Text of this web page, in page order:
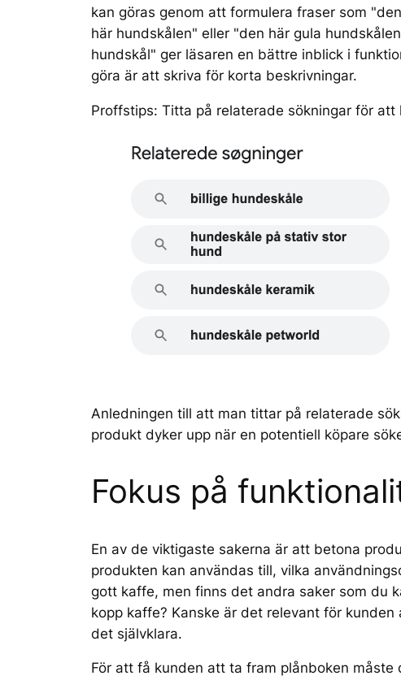
kan göras genom att formulera fraser som
här hundskålen" eller "den här gula
hundskål" ger läsaren en bättre inblick i
göra är att skriva för korta beskrivningar.
Proffstips: Titta på relaterade sökningar för
Anledningen till att man tittar på relaterade
produkt dyker upp när en potentiell köpare
Fokus på
En av de viktigaste sakerna är att betona
produkten kan användas till, vilka
gott kaffe, men finns det andra saker som du
kopp kaffe? Kanske är det relevant för
det självklara.
För att få kunden att ta fram plånboken